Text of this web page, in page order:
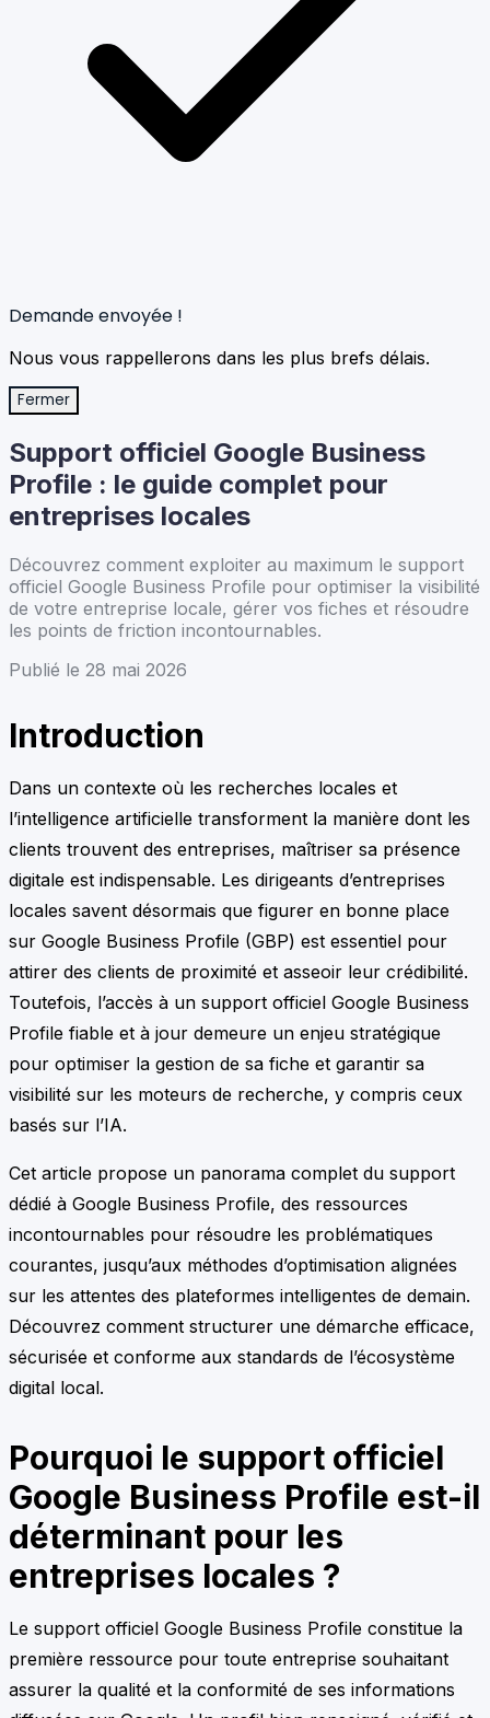
Demande envoyée !
Nous vous rappellerons dans les plus brefs délais.
Fermer
Support officiel Google Business
Profile : le guide complet pour
entreprises locales
Découvrez comment exploiter au maximum le support
officiel Google Business Profile pour optimiser la visibilité
de votre entreprise locale, gérer vos fiches et résoudre
les points de friction incontournables.
Publié le 28 mai 2026
Introduction
Dans un contexte où les recherches locales et
l’intelligence artificielle transforment la manière dont les
clients trouvent des entreprises, maîtriser sa présence
digitale est indispensable. Les dirigeants d’entreprises
locales savent désormais que figurer en bonne place
sur Google Business Profile (GBP) est essentiel pour
attirer des clients de proximité et asseoir leur crédibilité.
Toutefois, l’accès à un support officiel Google Business
Profile fiable et à jour demeure un enjeu stratégique
pour optimiser la gestion de sa fiche et garantir sa
visibilité sur les moteurs de recherche, y compris ceux
basés sur l’IA.
Cet article propose un panorama complet du support
dédié à Google Business Profile, des ressources
incontournables pour résoudre les problématiques
courantes, jusqu’aux méthodes d’optimisation alignées
sur les attentes des plateformes intelligentes de demain.
Découvrez comment structurer une démarche efficace,
sécurisée et conforme aux standards de l’écosystème
digital local.
Pourquoi le support officiel
Google Business Profile est-il
déterminant pour les
entreprises locales ?
Le support officiel Google Business Profile constitue la
première ressource pour toute entreprise souhaitant
assurer la qualité et la conformité de ses informations